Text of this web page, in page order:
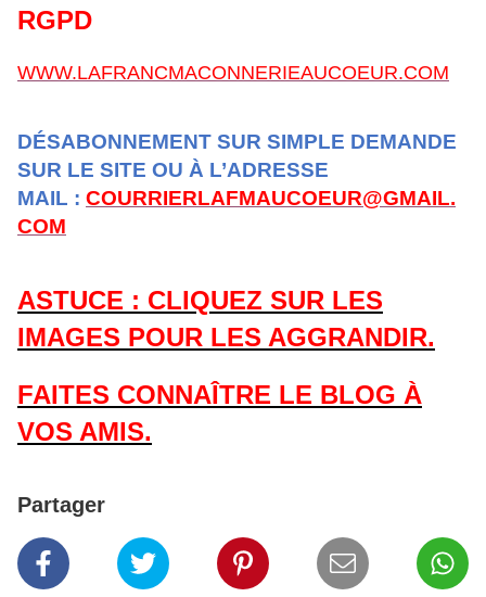
RGPD
WWW.LAFRANCMACONNERIEAUCOEUR.COM
DÉSABONNEMENT SUR SIMPLE DEMANDE
SUR LE SITE OU À L’ADRESSE
MAIL : COURRIERLAFMAUCOEUR@GMAIL.
COM
ASTUCE : CLIQUEZ SUR LES
IMAGES POUR LES AGGRANDIR.
FAITES CONNAÎTRE LE BLOG À
VOS AMIS.
Partager